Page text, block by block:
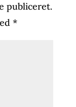
publiceret.
*